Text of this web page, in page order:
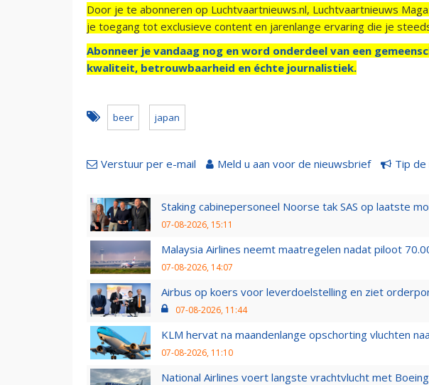
Door je te abonneren op Luchtvaartnieuws.nl, Luchtvaartnieuws
je toegang tot exclusieve content en jarenlange ervaring die je
Abonneer je vandaag nog en word onderdeel van een
kwaliteit, betrouwbaarheid en échte journalistiek.
beer japan
Verstuur per e-mail Meld u aan voor de nieuwsbrief Tip
Staking cabinepersoneel Noorse tak SAS op laatste
07-08-2026, 15:11
Malaysia Airlines neemt maatregelen nadat piloot
07-08-2026, 14:07
Airbus op koers voor leverdoelstelling en ziet
07-08-2026, 11:44
KLM hervat na maandenlange opschorting vluchten
07-08-2026, 11:10
National Airlines voert langste vrachtvlucht met